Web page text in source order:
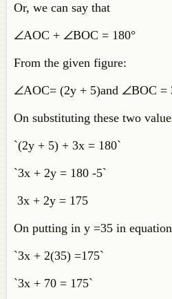
Or, we can say that
∠AOC + ∠BOC = 180°
From the given figure:
∠AOC= (2y + 5)and ∠BOC =
On substituting these two
`(2y + 5) + 3x = 180`
`3x + 2y = 180 -5`
3x + 2y = 175
On putting in y =35 in
`3x + 2(35) =175`
`3x + 70 = 175`